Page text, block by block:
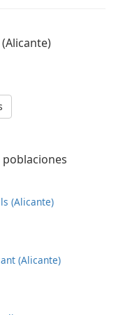
(Alicante)
(Alicante)